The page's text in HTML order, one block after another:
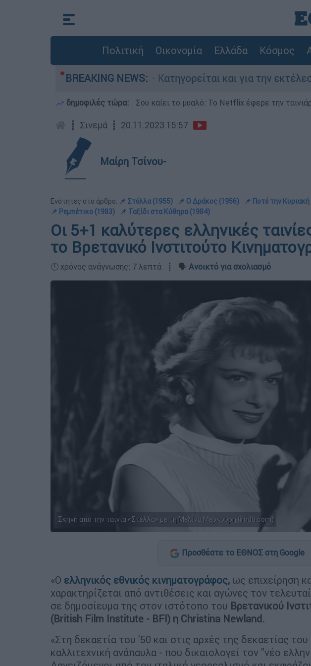
Πολιτική Οικονομία Ελλάδα Κόσμος
BREAKING NEWS:
στην Ελλάδα - Κατηγορείται και για την εκτέλεση Ζαμπούνη
δημοφιλές τώρα: Σου καίει το μυαλό: Το Netflix έφερε την
┋ Σινεμά ┋ 20.11.2023 15:57
Μαίρη Τσίνου-
Ενότητες στο άρθρο: 📌 Στέλλα (1955) 📌 Ο Δράκος (1956) 📌 Ποτέ την
📌 Ρεμπέτικο (1983)
📌 Ταξίδι στα Κύθηρα (1984)
Οι 5+1 καλύτερες ελληνικές
το Βρετανικό Ινστιτούτο
🕛 χρόνος ανάγνωσης: 7 λεπτά ┋ 🗣️ Ανοικτό για σχολιασμό
Σκηνή από την ταινία «Στέλλα» με τη Μελίνα Μερκούρη (imdb.com)
Προσθέστε το ΕΘΝΟΣ στη Google
«Ο ελληνικός εθνικός κινηματογράφος, ως επιχείρηση
χαρακτηρίζεται από αντιθέσεις και αγώνες τον
σε δημοσίευμα της στον ιστότοπο του Βρετανικού
(British Film Institute - BFI) η Christina Newland.
«Στη δεκαετία του '50 και στις αρχές της δεκαετίας
καλλιτεχνική ανάπαυλα - που δικαιολογεί τον "νέο